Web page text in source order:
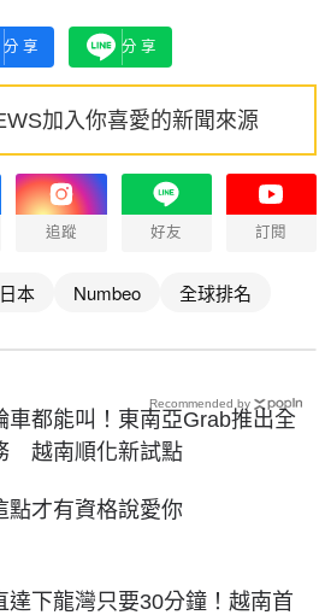
分享 分享
加入你喜愛的新聞來源
追蹤 好友 訂閱
日本 Numbeo 全球排名
車都能叫！東南亞Grab推出全
越南順化新試點
點才有資格說愛你
達下龍灣只要30分鐘！越南首
Recommended by